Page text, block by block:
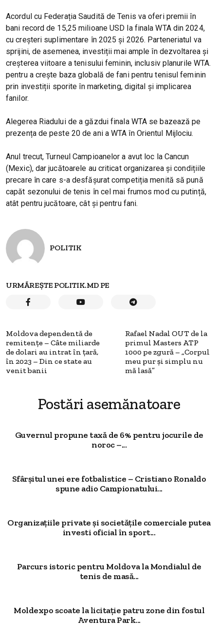
Acordul cu Federația Saudită de Tenis va oferi premii în
bani record de 15,25 milioane USD la finala WTA din 2024,
cu creșteri suplimentare în 2025 și 2026. Parteneriatul va
sprijini, de asemenea, investiții mai ample în dezvoltarea și
creșterea viitoare a tenisului feminin, inclusiv planurile WTA.
pentru a crește baza globală de fani pentru tenisul feminin
prin investiții sporite în marketing, digital și implicarea
fanilor.
Alegerea Riadului de a găzdui finala WTA se bazează pe
prezența de peste 20 de ani a WTA în Orientul Mijlociu.
Anul trecut, Turneul Campioanelor a avut loc la Cancun
(Mexic), dar jucătoarele au criticat organizarea și condițiile
precare în care s-a desfășurat competiția menită să pună
capăt sezonului de tenis în cel mai frumos mod cu putință,
atât pentru jucătoare, cât și pentru fani.
POLITIK
URMĂREȘTE POLITIK.MD PE
Moldova dependentă de
remitențe – Câte miliarde
de dolari au intrat în țară,
în 2023 – Din ce state au
venit banii
Rafael Nadal OUT de la
primul Masters ATP
1000 pe zgură – „Corpul
meu pur și simplu nu
mă lasă”
Postări asemănatoare
Guvernul propune taxă de 6% pentru jocurile de
noroc –...
Sfârșitul unei ere fotbalistice – Cristiano Ronaldo
spune adio Campionatului...
Organizațiile private și societățile comerciale putea
investi oficial în sport...
Parcurs istoric pentru Moldova la Mondialul de
tenis de masă...
Moldexpo scoate la licitație patru zone din fostul
Aventura Park...